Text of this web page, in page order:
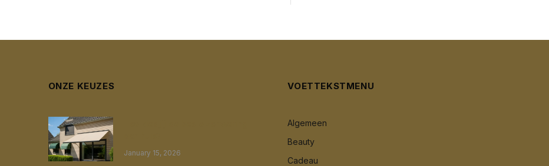
ONZE KEUZES
January 15, 2026
VOETTEKSTMENU
Algemeen
Beauty
Cadeau